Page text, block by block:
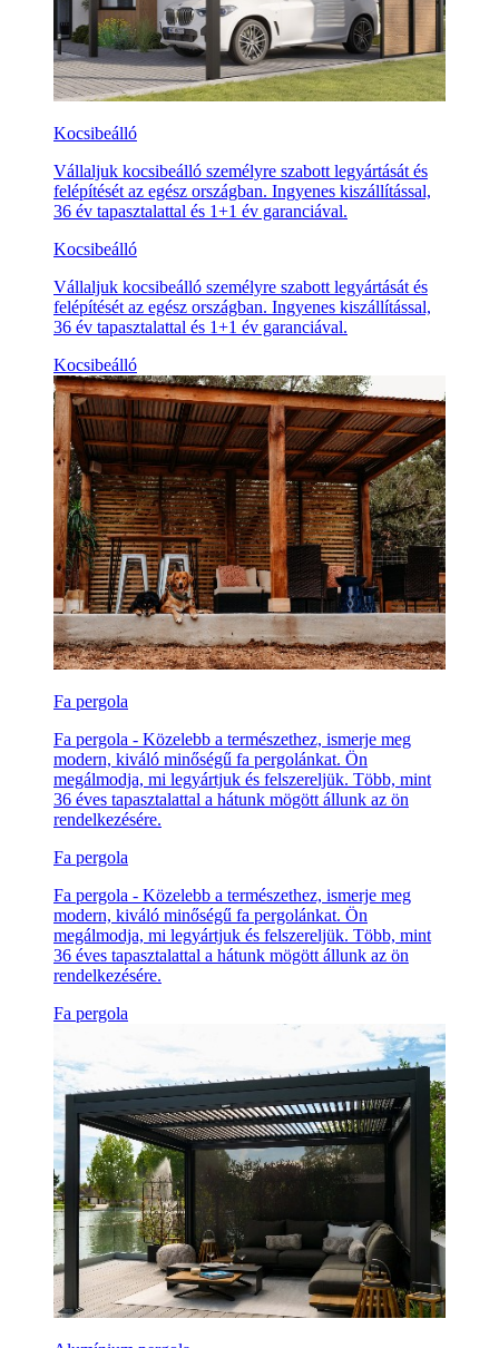
Kocsibeálló
Vállaljuk kocsibeálló személyre szabott legyártását és
felépítését az egész országban. Ingyenes kiszállítással,
36 év tapasztalattal és 1+1 év garanciával.
Kocsibeálló
Vállaljuk kocsibeálló személyre szabott legyártását és
felépítését az egész országban. Ingyenes kiszállítással,
36 év tapasztalattal és 1+1 év garanciával.
Kocsibeálló
Fa pergola
Fa pergola - Közelebb a természethez, ismerje meg
modern, kiváló minőségű fa pergolánkat. Ön
megálmodja, mi legyártjuk és felszereljük. Több, mint
36 éves tapasztalattal a hátunk mögött állunk az ön
rendelkezésére.
Fa pergola
Fa pergola - Közelebb a természethez, ismerje meg
modern, kiváló minőségű fa pergolánkat. Ön
megálmodja, mi legyártjuk és felszereljük. Több, mint
36 éves tapasztalattal a hátunk mögött állunk az ön
rendelkezésére.
Fa pergola